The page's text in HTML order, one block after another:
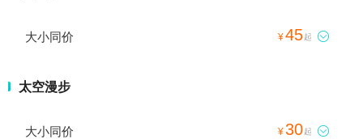
大小同价 ¥45起 
太空漫步
大小同价 ¥30起 